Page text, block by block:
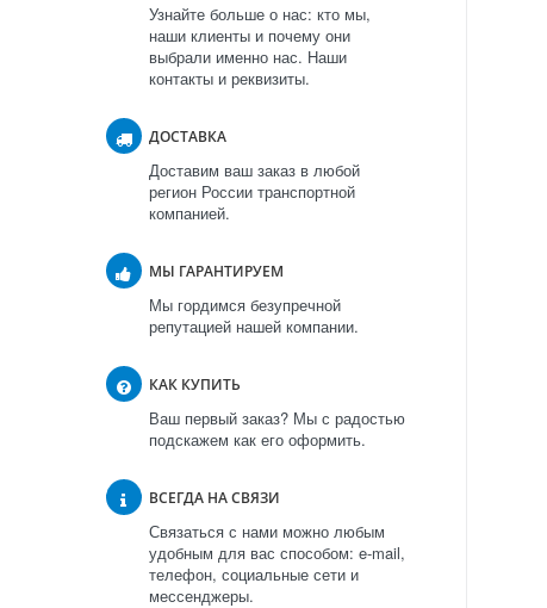
Узнайте больше о нас: кто мы,
наши клиенты и почему они
выбрали именно нас. Наши
контакты и реквизиты.
ДОСТАВКА
Доставим ваш заказ в любой
регион России транспортной
компанией.
МЫ ГАРАНТИРУЕМ
Мы гордимся безупречной
репутацией нашей компании.
КАК КУПИТЬ
Ваш первый заказ? Мы с радостью
подскажем как его оформить.
ВСЕГДА НА СВЯЗИ
Связаться с нами можно любым
удобным для вас способом: e-mail,
телефон, социальные сети и
мессенджеры.